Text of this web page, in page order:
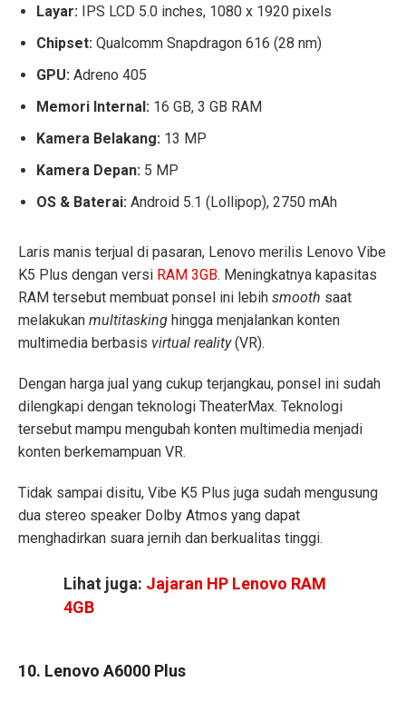
Layar:
IPS LCD 5.0 inches, 1080 x 1920 pixels
Chipset: Qualcomm Snapdragon 616 (28 nm)
GPU: Adreno 405
Memori Internal: 16 GB, 3 GB RAM
Kamera Belakang: 13 MP
Kamera Depan: 5 MP
OS & Baterai: Android 5.1 (Lollipop), 2750 mAh
Laris manis terjual di pasaran, Lenovo merilis Lenovo Vibe
K5 Plus dengan versi RAM 3GB. Meningkatnya kapasitas
RAM tersebut membuat ponsel ini lebih smooth saat
melakukan multitasking hingga menjalankan konten
multimedia berbasis virtual reality(VR).
Dengan harga jual yang cukup terjangkau, ponsel ini sudah
dilengkapi dengan teknologi TheaterMax. Teknologi
tersebut mampu mengubah konten multimedia menjadi
konten berkemampuan VR.
Tidak sampai disitu, Vibe K5 Plus juga sudah mengusung
dua stereo speaker Dolby Atmos yang dapat
menghadirkan suara jernih dan berkualitas tinggi.
Lihat juga: Jajaran HP Lenovo RAM
4GB
10. Lenovo A6000 Plus